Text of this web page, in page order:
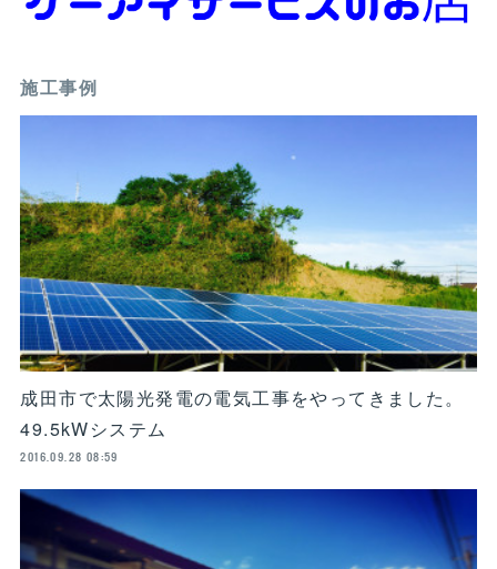
施工事例
​成田市で太陽光発電の電気工事をやってきました。
49.5kWシステム
2016.09.28 08:59